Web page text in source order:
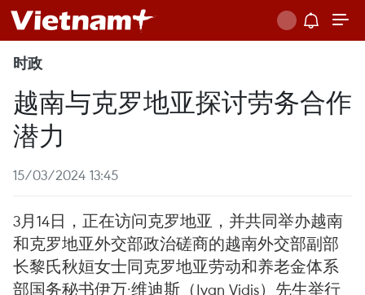
时政
越南与克罗地亚探讨劳务合作
潜力
15/03/2024 13:45
3月14日，正在访问克罗地亚，并共同举办越南
和克罗地亚外交部政治磋商的越南外交部副部
长黎氏秋姮女士同克罗地亚劳动和养老金体系
部国务秘书伊万·维迪斯（Ivan Vidis）先生举行